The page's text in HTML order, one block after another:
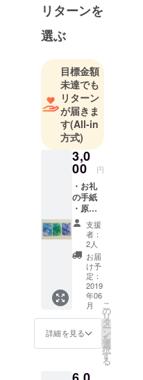
くのがとて
も好きで
す。
見る人の心
を癒すよう
な絵を描く
ことを目標
にしていま
す！
よろしくお
願いしま
下の地球儀
マークを押
してもらえ
れば、
Instagramに
飛べます。
描いた作品
を投稿して
いるので是
非ご覧に
リターンを
選ぶ
目標金額
未達でも
リターン
が届きま
す(All-in
方式)
3,0
00 円
・お礼
の手紙
・原画L
版サイ
ズ
（89m
m×127
mm)2枚
※こちら
の原画
は画用
紙に描
いたも
ので
す。 画
像はイ
です。
支援
者：
2人
お届
け予
定：
2019
年06
月
詳細を見る
こ
の
リ
タ
ー
ン
を
選
択
す
る